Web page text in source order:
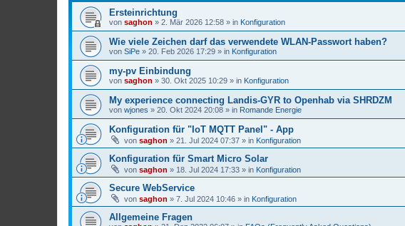
Ersteinrichtung
von saghon » 2. Mär 2026 12:58 » in Konfiguration
Wie viele Zeichen darf das verwendete WLAN-Passwort haben?
von SiPe » 20. Feb 2026 17:29 » in Konfiguration
my-pv Einbindung
von saghon » 30. Okt 2025 10:29 » in Konfiguration
My experience connecting Landis-GYR to Openhab via SHRDZM
von wjones » 20. Okt 2024 20:08 » in Romande Energie
Konfiguration für "IoT MQTT Panel" - App
von saghon » 21. Jul 2024 07:37 » in Konfiguration
Konfiguration für Smart Micro Solar
von saghon » 18. Jul 2024 17:33 » in Konfiguration
Secure WebService
von saghon » 7. Jul 2024 10:46 » in Konfiguration
Allgemeine Fragen